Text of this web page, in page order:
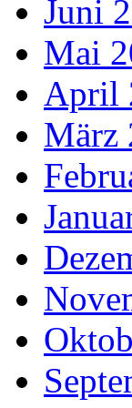
Juni
Mai
April
März